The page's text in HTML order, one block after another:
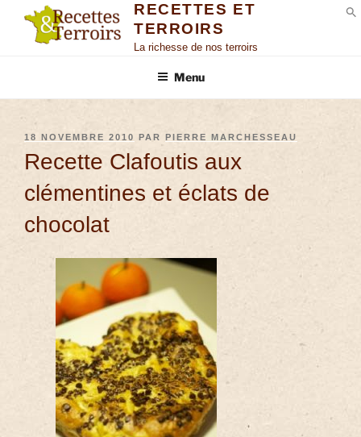
RECETTES ET
TERROIRS
La richesse de nos terroirs
Menu
18 NOVEMBRE 2010 PAR PIERRE MARCHESSEAU
Recette Clafoutis aux
clémentines et éclats de
chocolat